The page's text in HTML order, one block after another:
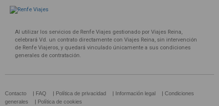
Al utilizar los servicios de Renfe Viajes gestionado por Viajes Reina,
celebrará Vd. un contrato directamente con Viajes Reina, sin intervención
de Renfe Viajeros, y quedará vinculado únicamente a sus condiciones
generales de contratación.
Contacto FAQ Política de privacidad Información legal
Condiciones
generales
Política de cookies